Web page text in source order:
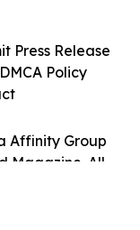
Affinity Group
Magazine. All
Press Release
Policy